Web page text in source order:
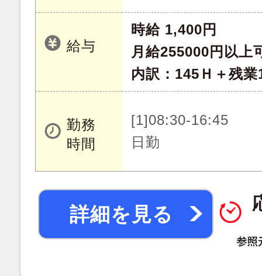
給与
時給 1,400円
月給255000円以上
内訳：145Ｈ＋残
勤務
時間
[1]08:30-16:45
日勤
詳細を見る